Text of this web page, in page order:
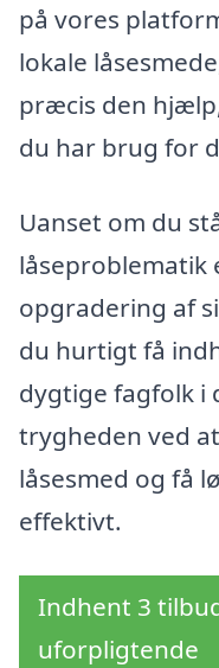
på vores
lokale
præcis den
du har brug for
Uanset om du
låseproblematik
opgradering af
du hurtigt få
dygtige fagfolk i
trygheden ved
låsesmed og få
effektivt.
Indhent 3
uforpligtende